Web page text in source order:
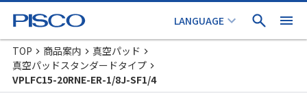
TOP 商品案内
真空パッド
真空パッドスタンダードタイプ
VPLFC15-20RNE-ER-1/8J-SF1/4